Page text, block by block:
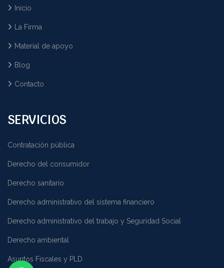
Inicio
La Firma
Material de apoyo
Blog
Contacto
SERVICIOS
Contratación pública
Derecho del consumidor
Derecho sanitario
Derecho administrativo del sistema financiero
Derecho administrativo del trabajo y Seguridad Social
Derecho ambiental
Asuntos Fiscales y PLD